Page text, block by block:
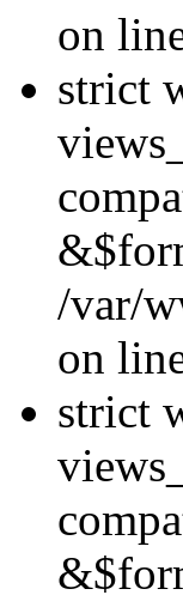
on
strict
/var/
on
strict